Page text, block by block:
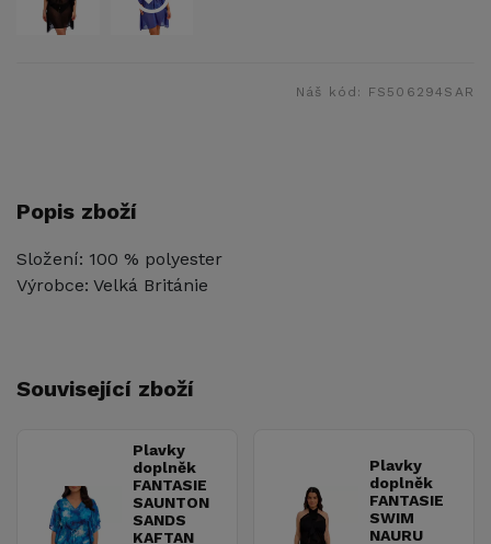
Náš kód: FS506294SAR
Popis zboží
Složení: 100 % polyester
Výrobce: Velká Británie
Související zboží
Plavky
doplněk
FANTASIE
SAUNTON
SANDS
KAFTAN
Plavky
doplněk
FANTASIE
SWIM
NAURU